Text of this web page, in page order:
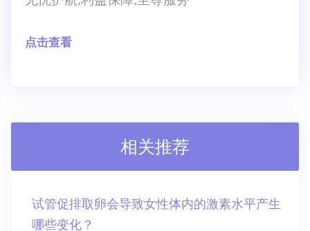
点击查看
相关推荐
试管促排取卵会导致女性体内的激素水平产生
哪些变化？